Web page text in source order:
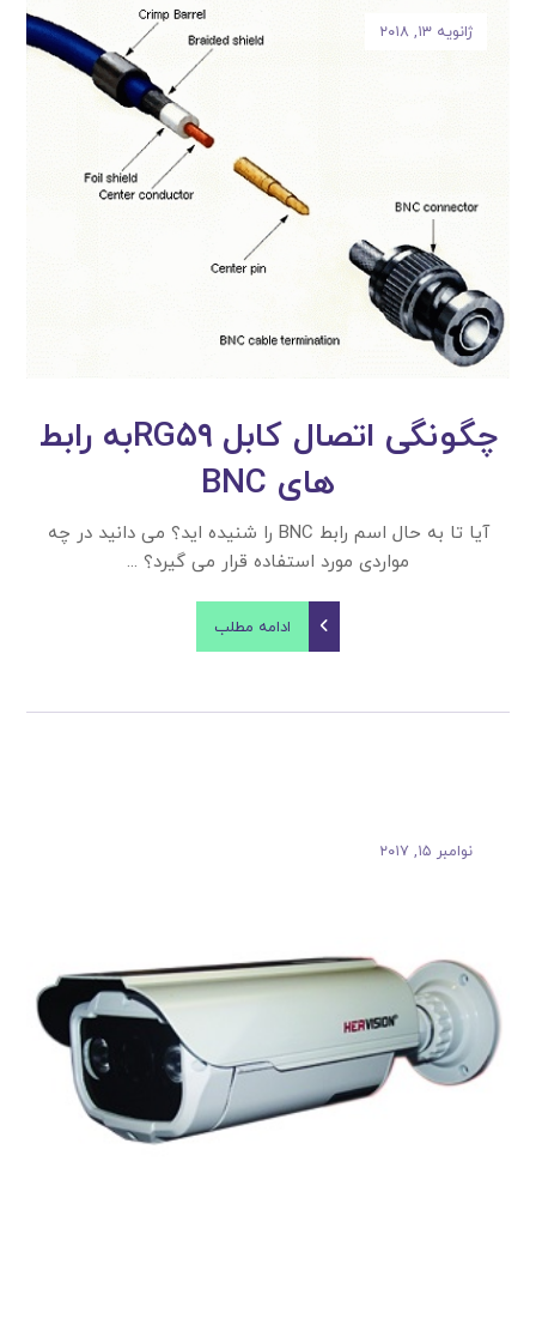
چگونگی اتصال کابل RG۵۹به رابط
های BNC
ژانویه ۱۳, ۲۰۱۸
آیا تا به حال اسم رابط BNC را شنیده اید؟ می دانید در چه
مواردی مورد استفاده قرار می گیرد؟ ...
ادامه مطلب
نوامبر ۱۵, ۲۰۱۷